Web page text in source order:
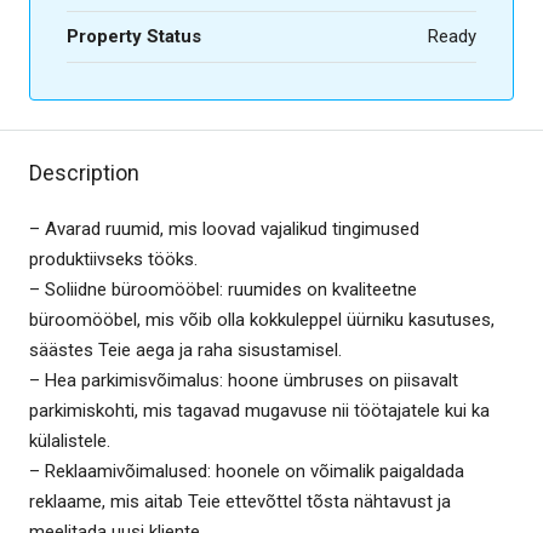
Property Status Ready
Description
– Avarad ruumid, mis loovad vajalikud tingimused
produktiivseks tööks.
– Soliidne büroomööbel: ruumides on kvaliteetne
büroomööbel, mis võib olla kokkuleppel üürniku kasutuses,
säästes Teie aega ja raha sisustamisel.
– Hea parkimisvõimalus: hoone ümbruses on piisavalt
parkimiskohti, mis tagavad mugavuse nii töötajatele kui ka
külalistele.
– Reklaamivõimalused: hoonele on võimalik paigaldada
reklaame, mis aitab Teie ettevõttel tõsta nähtavust ja